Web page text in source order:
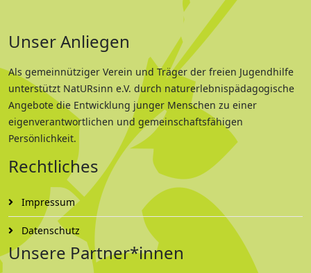
Unser Anliegen
Als gemeinnütziger Verein und Träger der freien Jugendhilfe
unterstützt NatURsinn e.V. durch naturerlebnispädagogische
Angebote die Entwicklung junger Menschen zu einer
eigenverantwortlichen und gemeinschaftsfähigen
Persönlichkeit.
Rechtliches
Impressum
Datenschutz
Unsere Partner*innen